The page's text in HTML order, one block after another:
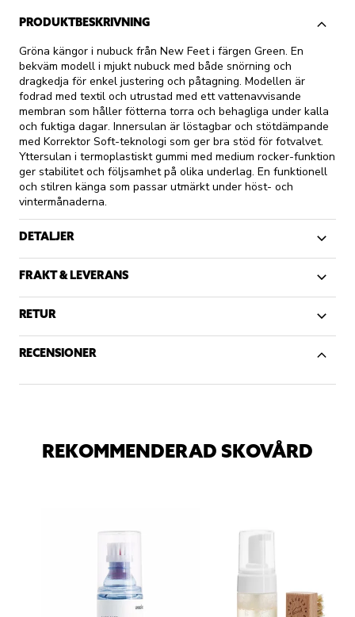
PRODUKTBESKRIVNING
Gröna kängor i nubuck från New Feet i färgen Green. En
bekväm modell i mjukt nubuck med både snörning och
dragkedja för enkel justering och påtagning. Modellen är
fodrad med textil och utrustad med ett vattenavvisande
membran som håller fötterna torra och behagliga under kalla
och fuktiga dagar. Innersulan är löstagbar och stötdämpande
med Korrektor Soft-teknologi som ger bra stöd för fotvalvet.
Yttersulan i termoplastiskt gummi med medium rocker-funktion
ger stabilitet och följsamhet på olika underlag. En funktionell
och stilren känga som passar utmärkt under höst- och
vintermånaderna.
DETALJER
FRAKT & LEVERANS
RETUR
RECENSIONER
REKOMMENDERAD SKOVÅRD